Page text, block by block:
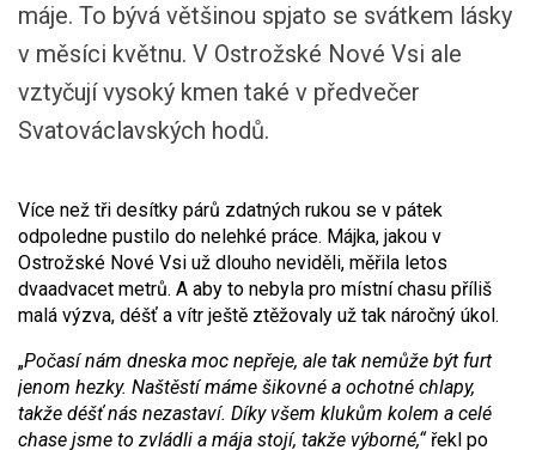
máje. To bývá většinou spjato se svátkem lásky
v měsíci květnu. V Ostrožské Nové Vsi ale
vztyčují vysoký kmen také v předvečer
Svatováclavských hodů.
Více než tři desítky párů zdatných rukou se v pátek
odpoledne pustilo do nelehké práce. Májka, jakou v
Ostrožské Nové Vsi už dlouho neviděli, měřila letos
dvaadvacet metrů. A aby to nebyla pro místní chasu příliš
malá výzva, déšť a vítr ještě ztěžovaly už tak náročný úkol.
„Počasí nám dneska moc nepřeje, ale tak nemůže být furt
jenom hezky. Naštěstí máme šikovné a ochotné chlapy,
takže déšť nás nezastaví. Díky všem klukům kolem a celé
chase jsme to zvládli a mája stojí, takže výborné,“řekl po